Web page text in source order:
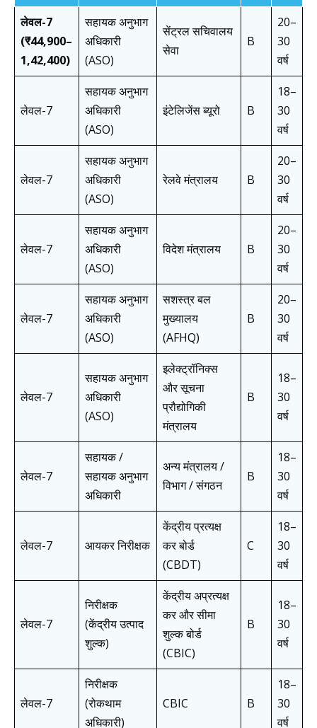
लेवल-7
(₹44,900–
1,42,400)
सहायक अनुभाग
अधिकारी
(ASO)
सेंट्रल सचिवालय
सेवा
B
20–
30
वर्ष
लेवल-7
सहायक अनुभाग
अधिकारी
(ASO)
इंटेलिजेंस ब्यूरो B
18–
30
वर्ष
लेवल-7
सहायक अनुभाग
अधिकारी
(ASO)
रेलवे मंत्रालय B
20–
30
वर्ष
लेवल-7
सहायक अनुभाग
अधिकारी
(ASO)
विदेश मंत्रालय B
20–
30
वर्ष
लेवल-7
सहायक अनुभाग
अधिकारी
(ASO)
सशस्त्र बल
मुख्यालय
(AFHQ)
B
20–
30
वर्ष
लेवल-7
सहायक अनुभाग
अधिकारी
(ASO)
इलेक्ट्रॉनिक्स
और सूचना
प्रौद्योगिकी
मंत्रालय
B
18–
30
वर्ष
लेवल-7
सहायक /
सहायक अनुभाग
अधिकारी
अन्य मंत्रालय /
विभाग / संगठन
B
18–
30
वर्ष
लेवल-7 आयकर निरीक्षक
केंद्रीय प्रत्यक्ष
कर बोर्ड
(CBDT)
C
18–
30
वर्ष
लेवल-7
निरीक्षक
(केंद्रीय उत्पाद
शुल्क)
केंद्रीय अप्रत्यक्ष
कर और सीमा
शुल्क बोर्ड
(CBIC)
B
18–
30
वर्ष
लेवल-7
निरीक्षक
(रोकथाम
अधिकारी)
CBIC B
18–
30
वर्ष